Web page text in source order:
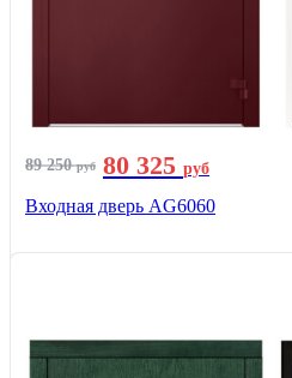
89 250руб 80 325 руб
Входная дверь AG6060